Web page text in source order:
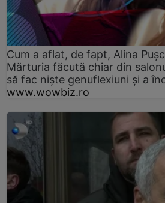
Cum a aflat, de fapt, Alina
Mărturia făcută chiar din
să fac niște genuflexiuni și a
www.wowbiz.ro